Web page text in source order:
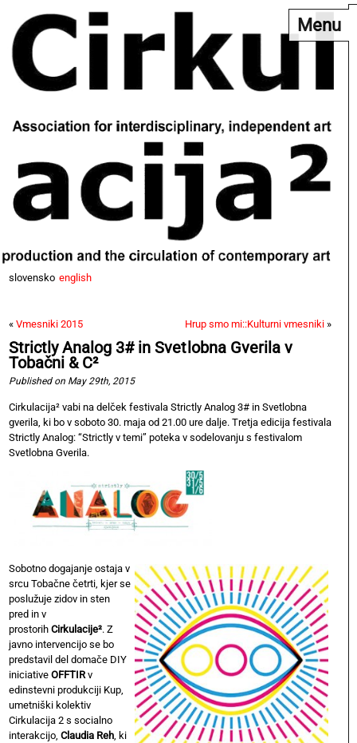
slovensko english
Menu
« Vmesniki 2015 Hrup smo mi::Kulturni vmesniki »
Strictly Analog 3# in Svetlobna Gverila v
Tobačni & C²
Published on May 29th, 2015
Cirkulacija² vabi na delček festivala Strictly Analog 3# in Svetlobna
gverila, ki bo v soboto 30. maja od 21.00 ure dalje. Tretja edicija festivala
Strictly Analog: “Strictly v temi” poteka v sodelovanju s festivalom
Svetlobna Gverila.
Sobotno dogajanje ostaja v
srcu Tobačne četrti, kjer se
poslužuje zidov in sten
pred in v
prostorih Cirkulacije². Z
javno intervencijo se bo
predstavil del domače DIY
iniciative OFFTIR v
edinstevni produkciji Kup,
umetniški kolektiv
Cirkulacija 2 s socialno
interakcijo, Claudia Reh , ki